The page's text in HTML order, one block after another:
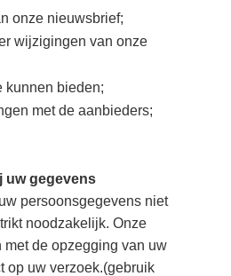
onze nieuwsbrief;
wijzigingen van onze
kunnen bieden;
met de aanbieders;
uw gegevens
persoonsgegevens niet
noodzakelijk. Onze
met de opzegging van uw
op uw verzoek.(gebruik